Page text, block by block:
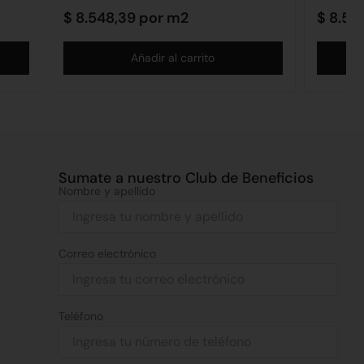
$ 8.548,39 por m2
Añadir al carrito
$
Sumate a nuestro Club de Beneficios
Nombre y apellido
Correo electrónico
Teléfono